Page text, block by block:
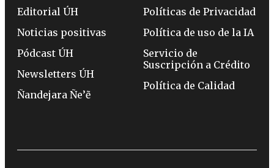
Editorial ÚH
Noticias positivas
Pódcast ÚH
Newsletters ÚH
Ñandejara Ñe’ẽ
Políticas de Privacidad
Política de uso de la IA
Servicio de
Suscripción a Crédito
Política de Calidad